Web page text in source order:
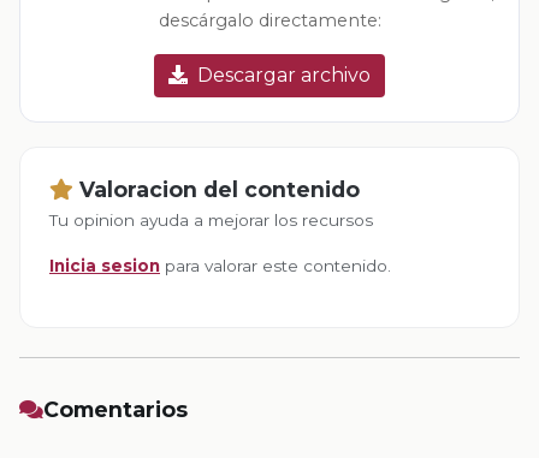
descárgalo directamente:
Descargar archivo
Valoracion del contenido
Tu opinion ayuda a mejorar los recursos
Inicia sesion para valorar este contenido.
Comentarios